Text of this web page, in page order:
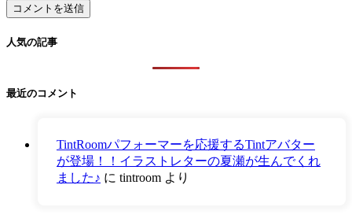
人気の記事
最近のコメント
TintRoomパフォーマーを応援するTintアバター
が登場！！イラストレターの夏瀬が生んでくれ
ました♪ に tintroom より